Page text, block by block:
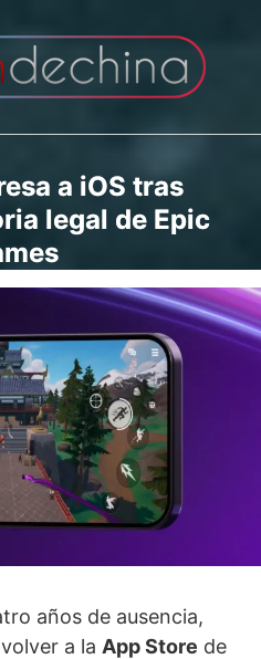
a iOS tras
legal de Epic
años de ausencia,
a la App Store de